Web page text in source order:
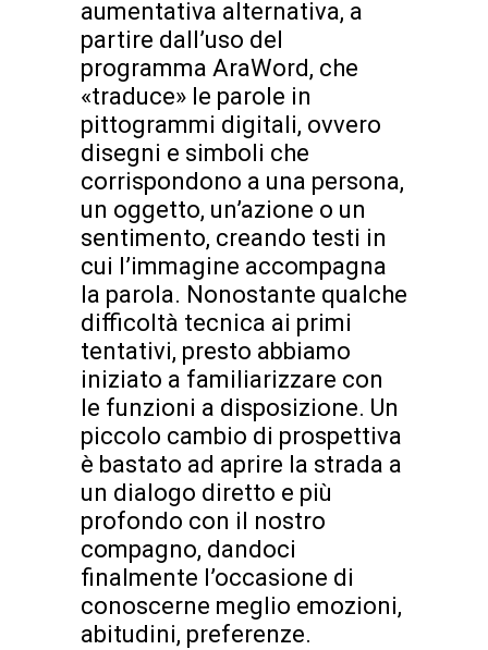
aumentativa alternativa, a
partire dall’uso del
programma AraWord, che
«traduce» le parole in
pittogrammi digitali, ovvero
disegni e simboli che
corrispondono a una persona,
un oggetto, un’azione o un
sentimento, creando testi in
cui l’immagine accompagna
la parola. Nonostante qualche
difficoltà tecnica ai primi
tentativi, presto abbiamo
iniziato a familiarizzare con
le funzioni a disposizione. Un
piccolo cambio di prospettiva
è bastato ad aprire la strada a
un dialogo diretto e più
profondo con il nostro
compagno, dandoci
finalmente l’occasione di
conoscerne meglio emozioni,
abitudini, preferenze.